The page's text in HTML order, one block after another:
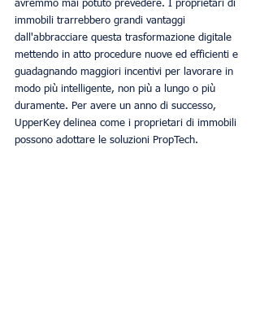
avremmo mai potuto prevedere. I proprietari di
immobili trarrebbero grandi vantaggi
dall'abbracciare questa trasformazione digitale
mettendo in atto procedure nuove ed efficienti e
guadagnando maggiori incentivi per lavorare in
modo più intelligente, non più a lungo o più
duramente. Per avere un anno di successo,
UpperKey delinea come i proprietari di immobili
possono adottare le soluzioni PropTech.